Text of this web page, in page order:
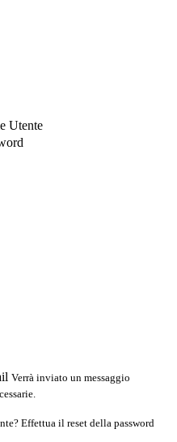
Utente
Verrà inviato un messaggio
Effettua il reset della password